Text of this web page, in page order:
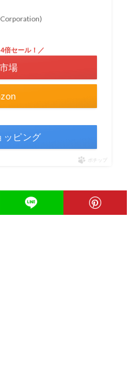
倍セール！／
場
ッピング
ポチップ